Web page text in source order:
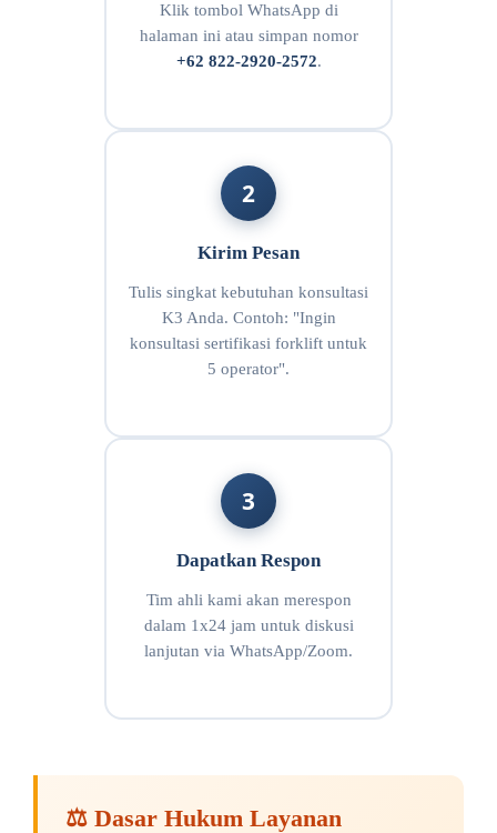
Klik tombol WhatsApp di
halaman ini atau simpan nomor
+62 822-2920-2572.
2
Kirim Pesan
Tulis singkat kebutuhan konsultasi
K3 Anda. Contoh: "Ingin
konsultasi sertifikasi forklift untuk
5 operator".
3
Dapatkan Respon
Tim ahli kami akan merespon
dalam 1x24 jam untuk diskusi
lanjutan via WhatsApp/Zoom.
⚖️ Dasar Hukum Layanan